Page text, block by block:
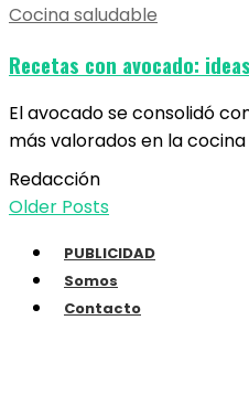
Cocina saludable
Recetas con avocado:
El avocado se consolidó
más valorados en la
Redacción
Older Posts
PUBLICIDAD
Somos
Contacto